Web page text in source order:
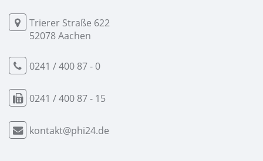
Trierer Straße 622
52078 Aachen
0241 / 400 87 - 0
0241 / 400 87 - 15
kontakt@phi24.de